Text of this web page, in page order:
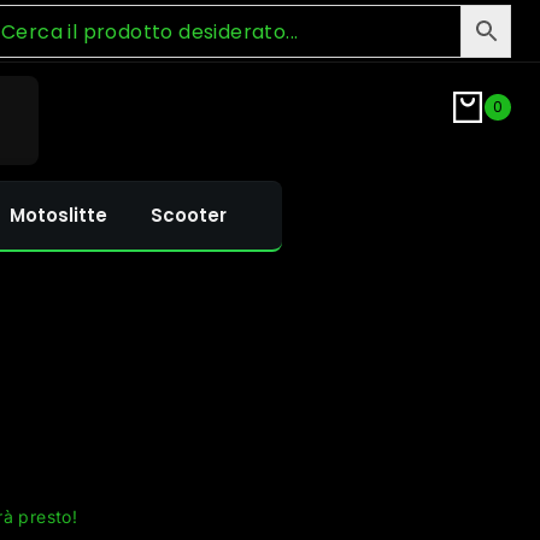
0
Motoslitte Scooter
presto!